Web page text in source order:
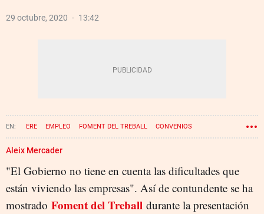
29 octubre, 2020 13:42
ERE EMPLEO FOMENT DEL TREBALL CONVENIOS
CORONAVIRUS
Aleix Mercader
"El Gobierno no tiene en cuenta las dificultades que
están viviendo las empresas". Así de contundente se ha
mostrado Foment del Treball durante la presentación